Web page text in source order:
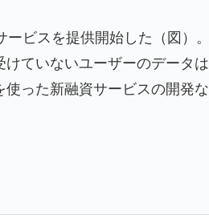
ビスを提供開始した（図）。
ていないユーザーのデータは
った新融資サービスの開発な